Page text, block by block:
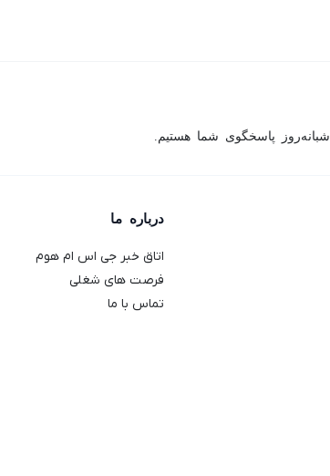
درباره ما
اتاق خبر جی اس ام هوم
فرصت های شغلی
تماس با ما